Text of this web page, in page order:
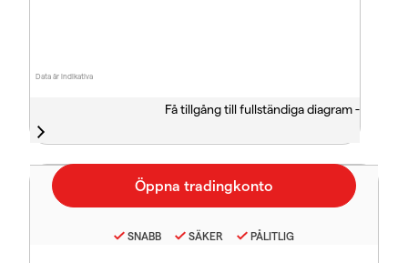
Data är indikativa
Få tillgång till fullständiga diagram -
SNABB SÄKER PÅLITLIG